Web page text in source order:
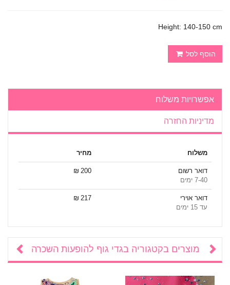
Height: 140-150 cm
הוסף לסל
אפשרויות משלוח
מדיניות החזרה
משלוח מחיר
דואר רשום
7-40 ימים
200 ₪
דואר אוירי
עד 15 ימים
217 ₪
מוצרים בקטגוריה בגדי גוף להופעות השכרה